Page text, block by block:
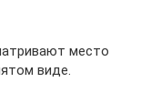
место
виде.